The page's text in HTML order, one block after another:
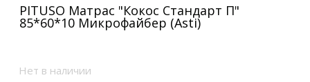
PITUSO Матрас "Кокос Стандарт П"
85*60*10 Микрофайбер (Asti)
Нет в наличии